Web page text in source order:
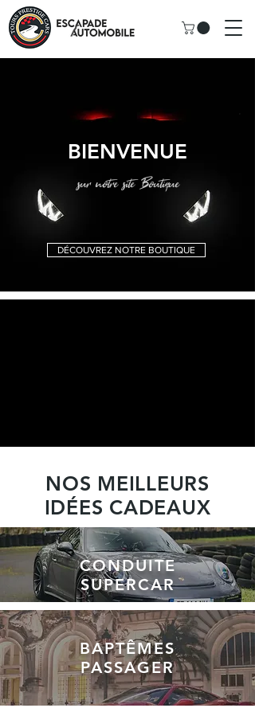
BIENVENUE
sur notre site Boutique
DÉCOUVREZ NOTRE BOUTIQUE
NOS MEILLEURS
IDÉES CADEAUX
CONDUITE
SUPERCAR
BAPTÊMES
PASSAGER